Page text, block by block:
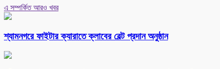
এ সম্পর্কিত আরও খবর
শ্যামনগরে ফাইটার ক্যারাতে ক্লাবের বেল্ট প্রদান অনুষ্ঠান